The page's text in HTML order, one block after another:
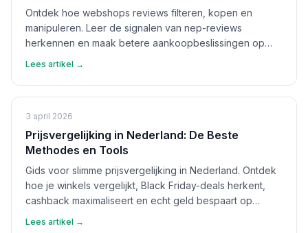
Ontdek hoe webshops reviews filteren, kopen en
manipuleren. Leer de signalen van nep-reviews
herkennen en maak betere aankoopbeslissingen op
Lees artikel →
3 april 2026
Prijsvergelijking in Nederland: De Beste
Methodes en Tools
Gids voor slimme prijsvergelijking in Nederland. Ontdek
hoe je winkels vergelijkt, Black Friday-deals herkent,
cashback maximaliseert en echt geld bespaart op
Lees artikel →